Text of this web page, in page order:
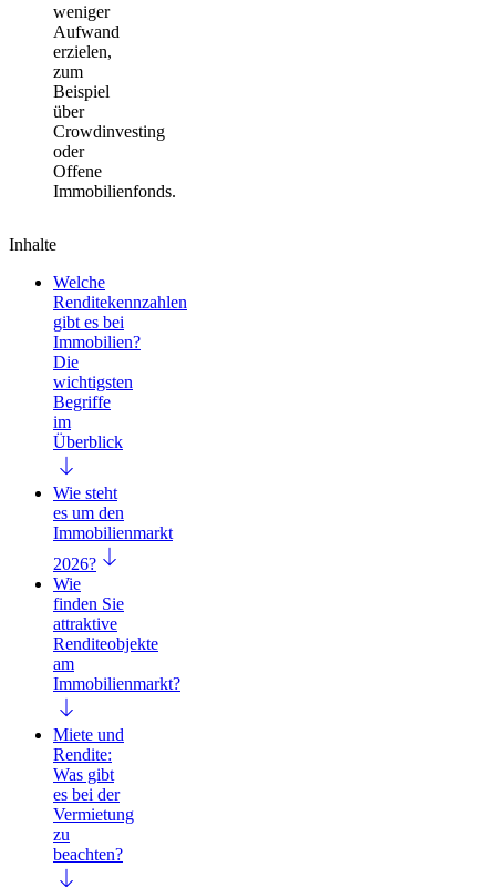
weniger
Aufwand
erzielen,
zum
Beispiel
über
Crowdinvesting
oder
Offene
Immobilienfonds.
Inhalte
Welche
Renditekennzahlen
gibt es bei
Immobilien?
Die
wichtigsten
Begriffe
im
Überblick
Wie steht
es um den
Immobilienmarkt
2026?
Wie
finden Sie
attraktive
Renditeobjekte
am
Immobilienmarkt?
Miete und
Rendite:
Was gibt
es bei der
Vermietung
zu
beachten?